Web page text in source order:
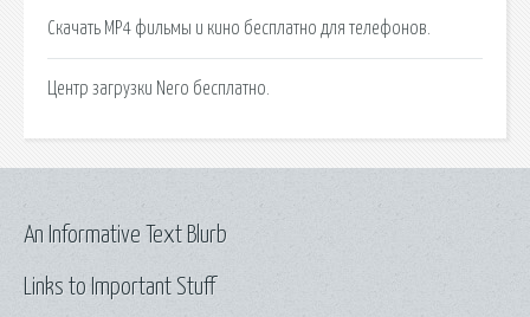
Скачать MP4 фильмы и кино бесплатно для телефонов.
Центр загрузки Nero бесплатно.
Links to Important Stuff
An Informative Text Blurb